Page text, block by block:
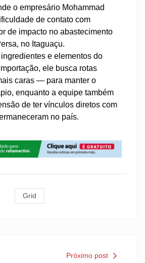
o empresário Mohammad
de contato com
de impacto no abastecimento
no Itaguaçu.
e elementos do
ele busca rotas
caras — para manter o
enquanto a equipe também
de ter vínculos diretos com
no país.
Grid
Próximo post